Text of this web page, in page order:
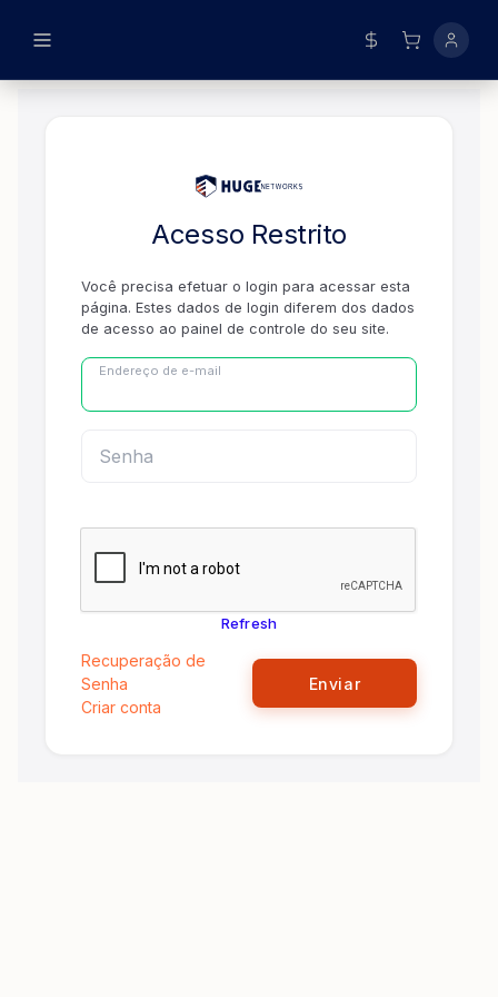
Acesso Restrito
Você precisa efetuar o login para acessar esta
página. Estes dados de login diferem dos dados
de acesso ao painel de controle do seu site.
Endereço de e-mail
Senha
Refresh
Recuperação de
Senha
Criar conta
Enviar